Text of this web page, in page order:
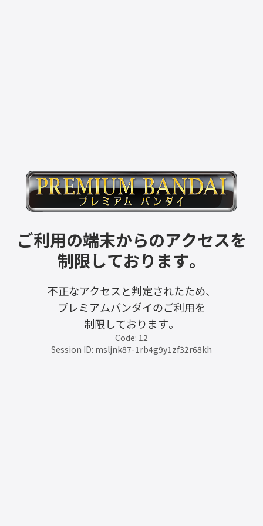
ご利用の端末からのアクセスを
制限しております。
不正なアクセスと判定されたため、
プレミアムバンダイのご利用を
制限しております。
Code: 12
Session ID: msljnk87-1rb4g9y1zf32r68kh